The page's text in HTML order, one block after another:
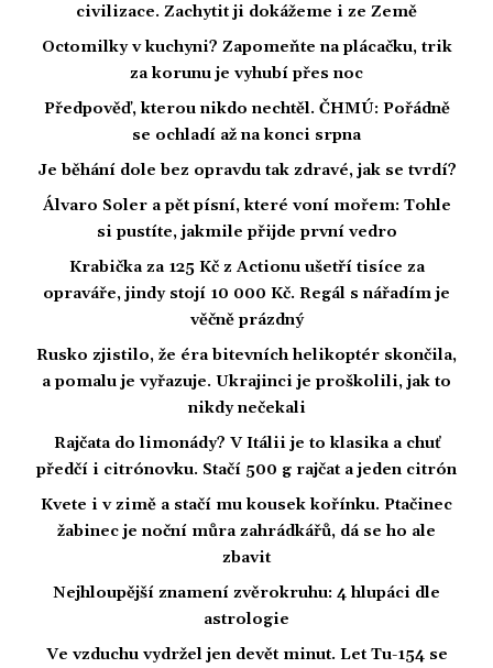
civilizace. Zachytit ji dokážeme i ze Země
Octomilky v kuchyni? Zapomeňte na plácačku, trik
za korunu je vyhubí přes noc
Předpověď, kterou nikdo nechtěl. ČHMÚ: Pořádně
se ochladí až na konci srpna
Je běhání dole bez opravdu tak zdravé, jak se tvrdí?
Álvaro Soler a pět písní, které voní mořem: Tohle
si pustíte, jakmile přijde první vedro
Krabička za 125 Kč z Actionu ušetří tisíce za
opraváře, jindy stojí 10 000 Kč. Regál s nářadím je
věčně prázdný
Rusko zjistilo, že éra bitevních helikoptér skončila,
a pomalu je vyřazuje. Ukrajinci je proškolili, jak to
nikdy nečekali
Rajčata do limonády? V Itálii je to klasika a chuť
předčí i citrónovku. Stačí 500 g rajčat a jeden citrón
Kvete i v zimě a stačí mu kousek kořínku. Ptačinec
žabinec je noční můra zahrádkářů, dá se ho ale
zbavit
Nejhloupější znamení zvěrokruhu: 4 hlupáci dle
astrologie
Ve vzduchu vydržel jen devět minut. Let Tu-154 se